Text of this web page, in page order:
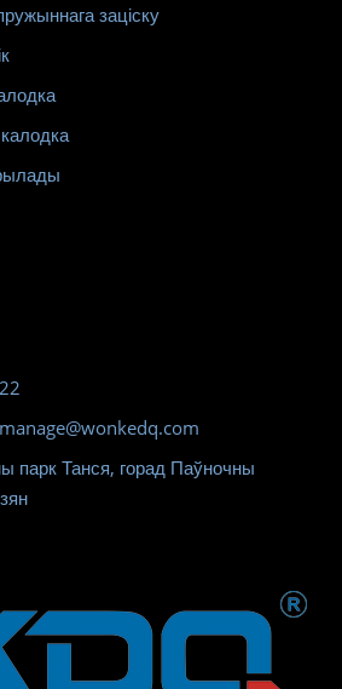
заціску
парк Танся, горад Паўночны